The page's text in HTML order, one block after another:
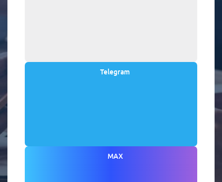
Telegram
MAX